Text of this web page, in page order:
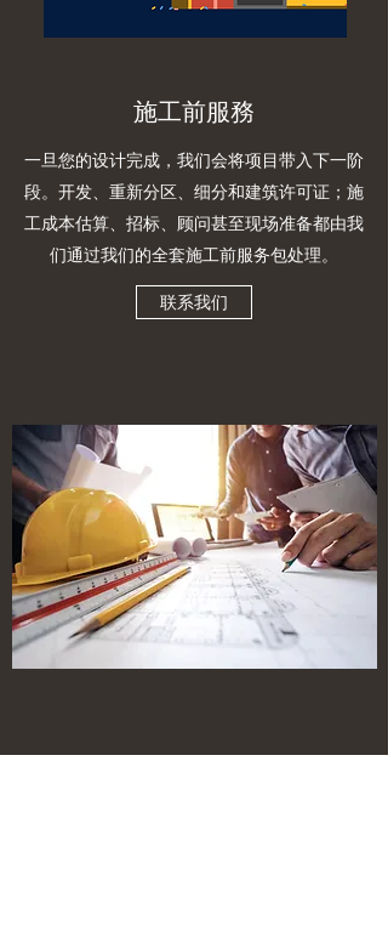
​施工前服務
一旦您的设计完成，我们会将项目带入下一阶
段。开发、重新分区、细分和建筑许可证；施
工成本估算、招标、顾问甚至现场准备都由我
们通过我们的全套施工前服务包处理。
联系我们